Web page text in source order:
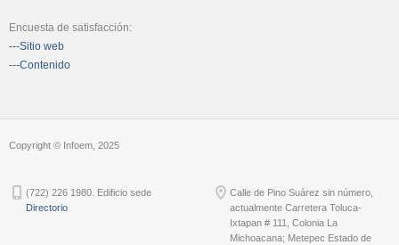
Encuesta de satisfacción:
---Sitio web
---Contenido
Copyright © Infoem, 2025
(722) 226 1980. Edificio sede
Directorio
Calle de Pino Suárez sin número,
actualmente Carretera Toluca-
Ixtapan # 111, Colonia La
Michoacana; Metepec Estado de